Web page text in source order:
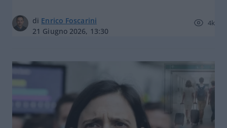
di Enrico Foscarini
21 Giugno 2026, 13:30
4k